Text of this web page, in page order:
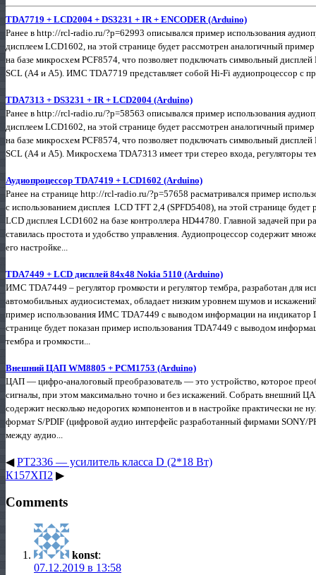
TDA7719 + LCD2004 + DS3231 + IR + ENCODER (Arduino)
Ранее в http://rcl-radio.ru/?p=62993 описывался пример использования
дисплеем LCD1602, на этой странице будет рассмотрен аналогичный
на базе микросхем PCF8574, что позволяет подключать символьный
SCL (А4 и А5). ИМС TDA7719 представляет собой Hi-Fi аудиопроцессор с
TDA7313 + DS3231 + IR + LCD2004 (Arduino)
Ранее в http://rcl-radio.ru/?p=58563 описывался пример использования
дисплеем LCD1602, на этой странице будет рассмотрен аналогичный
на базе микросхем PCF8574, что позволяет подключать символьный
SCL (А4 и А5). Микросхема TDA7313 имеет три стерео входа, регуляторы
Аудиопроцессор TDA7419 + LCD1602 (Arduino)
Ранее на странице http://rcl-radio.ru/?p=57658 расматривался пример
с использованием дисплея LCD TFT 2,4 (SPFD5408), на этой странице будет
LCD дисплея LCD1602 на базе контроллера HD44780. Главной задачей при
ставилась простота и удобство управления. Аудиопроцессор содержит
его настройке...
TDA7449 + LCD дисплей 84x48 Nokia 5110 (Arduino)
ИМС TDA7449 – регулятор громкости и регулятор тембра, разработан для
автомобильных аудиосистемах, обладает низким уровнем шумов и
пример использования ИМС TDA7449 с выводом информации на индикатор
странице будет показан пример использования TDA7449 с выводом
тембра и громкости...
Внешний ЦАП WM8805 + PCM1753 (Arduino)
ЦАП — цифро-аналоговый преобразователь — это устройство, которое
сигналы, при этом максимально точно и без искажений. Собрать внешний
содержит несколько недорогих компонентов и в настройке практически не
формат S/PDIF (цифровой аудио интерфейс разработанный фирмами SONY/
между аудио...
◀PT2336 — усилитель класса D (2*18 Вт)
К157ХП2 ▶
Comments
konst:
07.12.2019 в 13:58